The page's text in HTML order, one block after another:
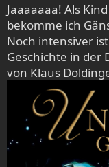
Jaaaaaaa! Als
bekomme ich
Noch intensiver
Geschichte in der
von Klaus